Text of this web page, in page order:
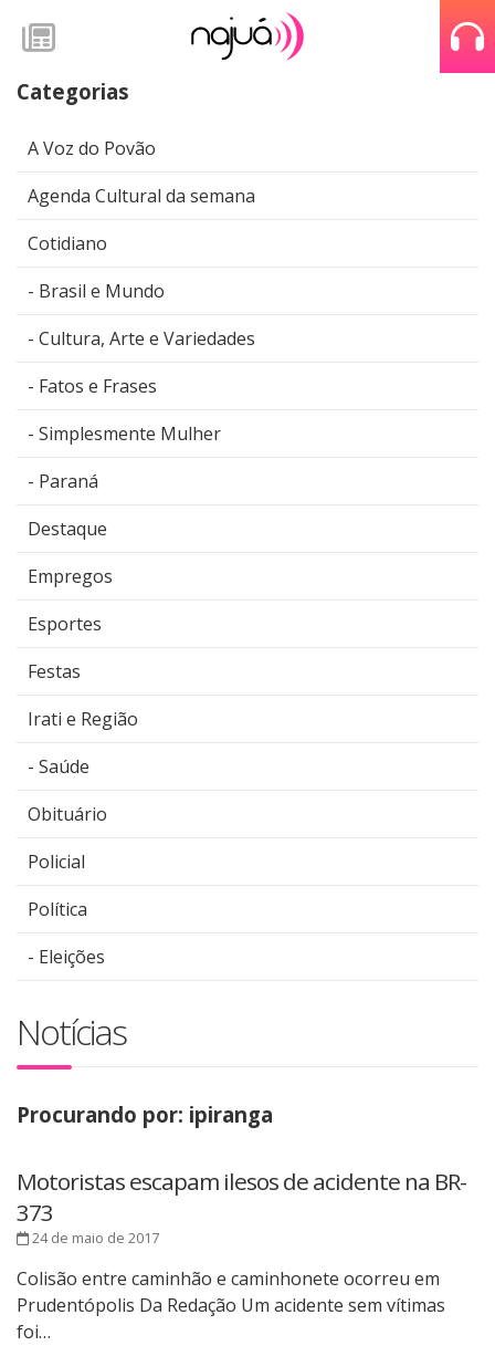
Categorias
A Voz do Povão
Agenda Cultural da semana
Cotidiano
Brasil e Mundo
Cultura, Arte e Variedades
Fatos e Frases
Simplesmente Mulher
Paraná
Destaque
Empregos
Esportes
Festas
Irati e Região
Saúde
Obituário
Policial
Política
Eleições
Notícias
Procurando por: ipiranga
Motoristas escapam ilesos de acidente na BR-
373
24 de maio de 2017
Colisão entre caminhão e caminhonete ocorreu em
Prudentópolis Da Redação Um acidente sem vítimas
foi…